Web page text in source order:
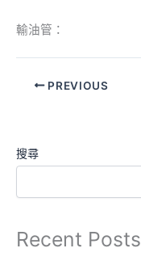
輸油管：
PREVIOUS
搜尋
Recent Posts